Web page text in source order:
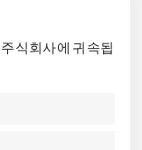
주식회사에 귀속됩